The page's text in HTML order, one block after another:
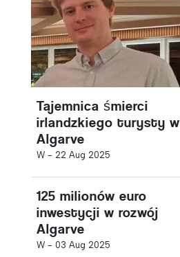
Tajemnica śmierci
irlandzkiego turysty w
Algarve
W - 22 Aug 2025
125 milionów euro
inwestycji w rozwój
Algarve
W - 03 Aug 2025